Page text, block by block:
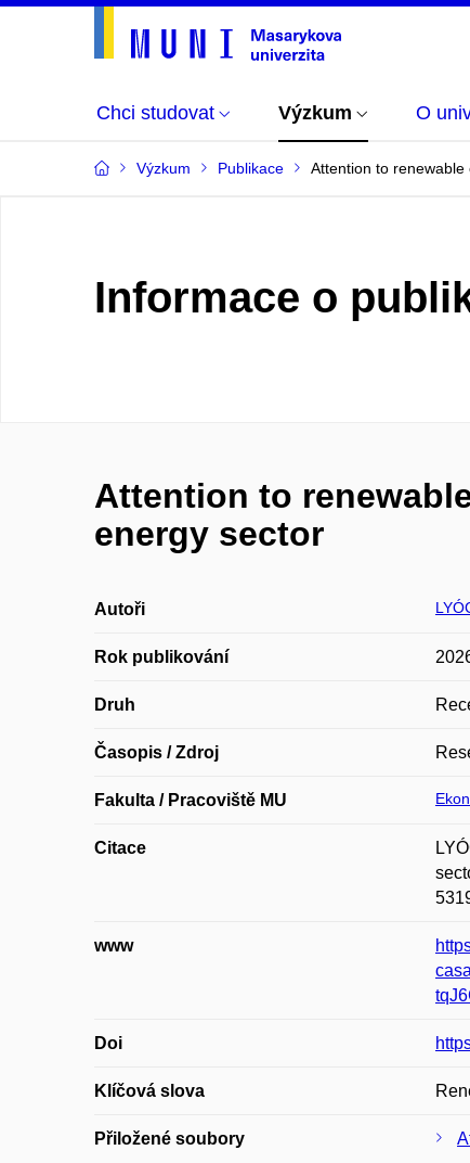
Chci studovat Výzkum O
Výzkum Publikace Attention to
Informace o
Attention to
energy sector
Autoři
Rok publikování
Druh
Časopis / Zdroj
Fakulta / Pracoviště MU
Citace
www
Doi
Klíčová slova
Přiložené soubory